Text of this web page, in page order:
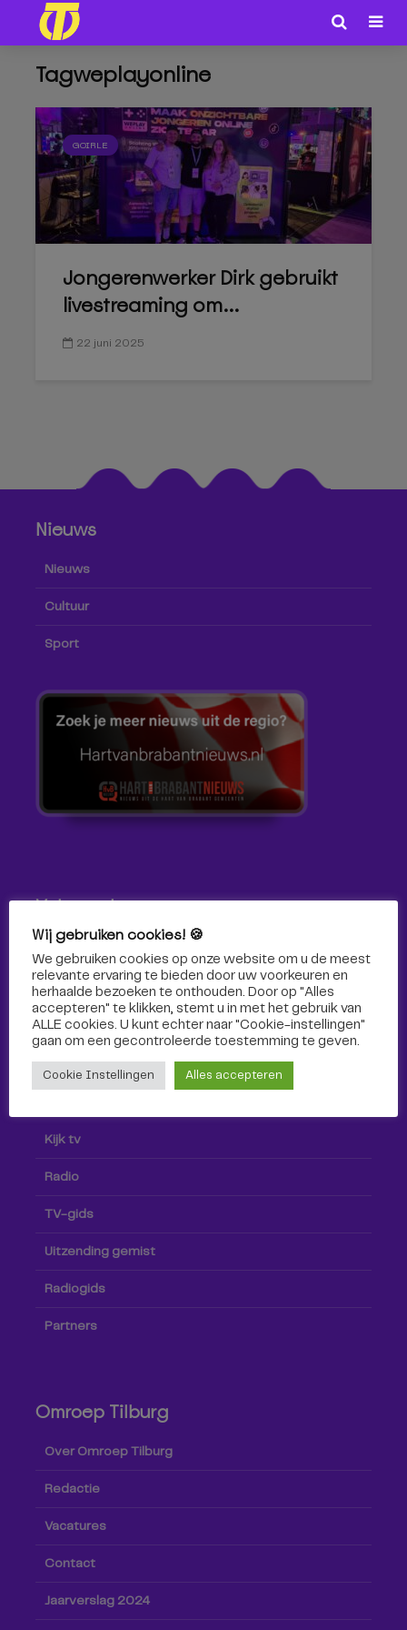
Tagweplayonline
GOIRLE
Jongerenwerker Dirk gebruikt
livestreaming om...
22 juni 2025
Nieuws
Nieuws
Cultuur
Sport
Volg ons!
Volg Omroep Tilburg niet alleen hier, maar ook via social
media!
Kijk tv
Radio
TV-gids
Uitzending gemist
Radiogids
Partners
Omroep Tilburg
Over Omroep Tilburg
Redactie
Vacatures
Contact
Jaarverslag 2024
Wij gebruiken cookies! 🍪
We gebruiken cookies op onze website om u de meest
relevante ervaring te bieden door uw voorkeuren en
herhaalde bezoeken te onthouden. Door op "Alles
accepteren" te klikken, stemt u in met het gebruik van
ALLE cookies. U kunt echter naar "Cookie-instellingen"
gaan om een ​​gecontroleerde toestemming te geven.
Cookie Instellingen Alles accepteren